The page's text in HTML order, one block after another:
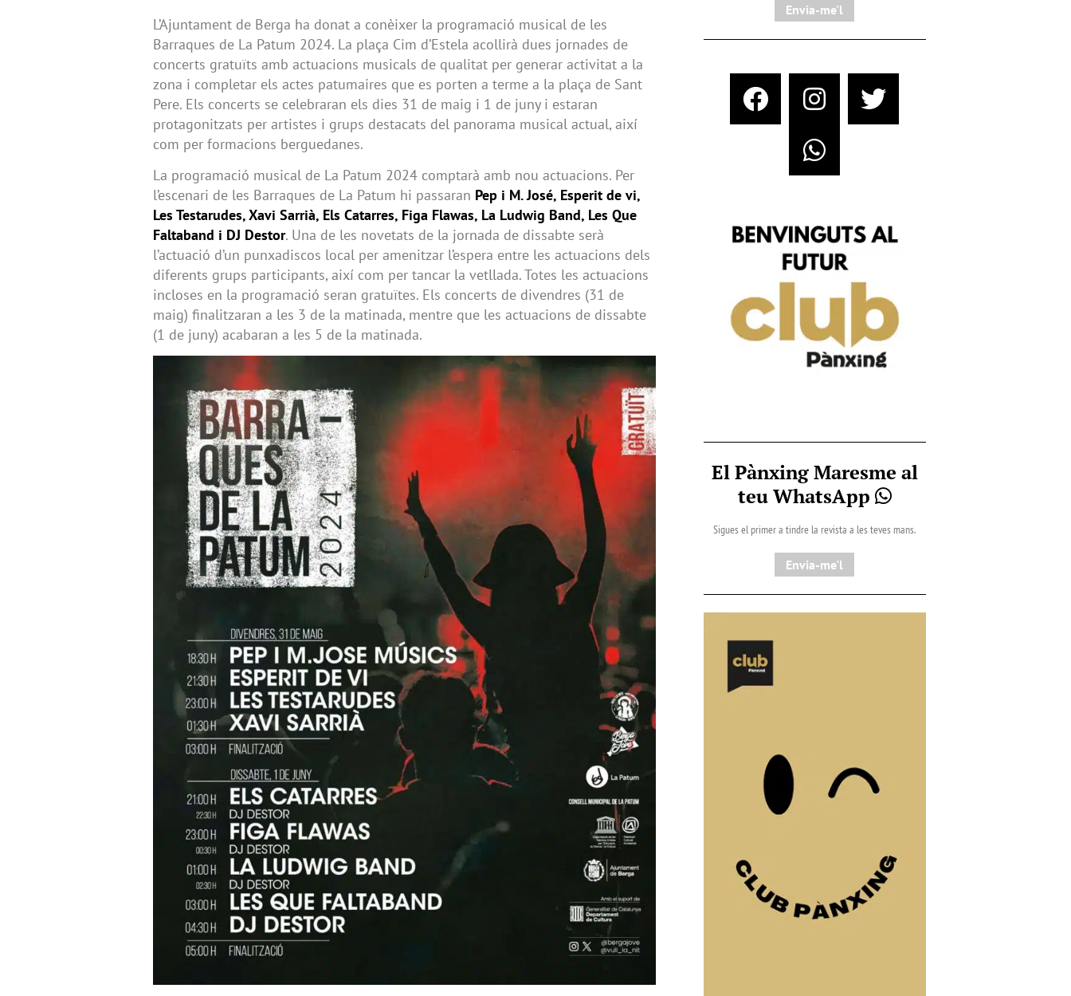
L’Ajuntament de Berga ha donat a conèixer la programació musical de les
Barraques de La Patum 2024. La plaça Cim d’Estela acollirà dues jornades de
concerts gratuïts amb actuacions musicals de qualitat per generar activitat a la
zona i completar els actes patumaires que es porten a terme a la plaça de Sant
Pere. Els concerts se celebraran els dies 31 de maig i 1 de juny i estaran
protagonitzats per artistes i grups destacats del panorama musical actual, així
com per formacions berguedanes.
La programació musical de La Patum 2024 comptarà amb nou actuacions. Per
l’escenari de les Barraques de La Patum hi passaran Pep i M. José, Esperit de vi,
Les Testarudes, Xavi Sarrià, Els Catarres, Figa Flawas, La Ludwig Band, Les Que
Faltaband i DJ Destor. Una de les novetats de la jornada de dissabte serà
l’actuació d’un punxadiscos local per amenitzar l’espera entre les actuacions dels
diferents grups participants, així com per tancar la vetllada. Totes les actuacions
incloses en la programació seran gratuïtes. Els concerts de divendres (31 de
maig) finalitzaran a les 3 de la matinada, mentre que les actuacions de dissabte
(1 de juny) acabaran a les 5 de la matinada.
Envia-me'l
El Pànxing Maresme al
teu WhatsApp
Sigues el primer a tindre la revista a les teves mans.
Envia-me'l